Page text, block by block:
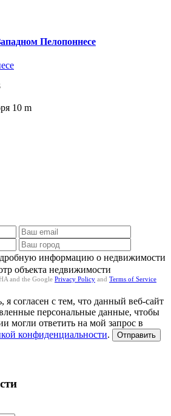
Пелопоннесе
10 m
информацию о недвижимости
объекта недвижимости
and the Google Privacy Policy and Terms of Service
согласен с тем, что данный веб-сайт
персональные данные, чтобы
могли ответить на мой запрос в
конфиденциальности. Отправить